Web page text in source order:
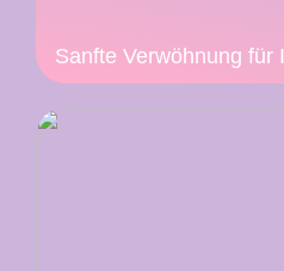
Sanfte Verwöhnung für